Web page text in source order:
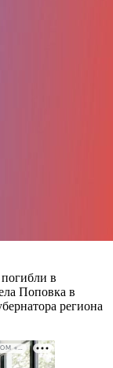
в
Поповка в
региона
РЕКЛАМА • ООО СТРОИТЕЛЬНЫЙ ТОРГОВЫЙ ДОМ «ПЕТРОВИЧ». ИНН: 7802348846